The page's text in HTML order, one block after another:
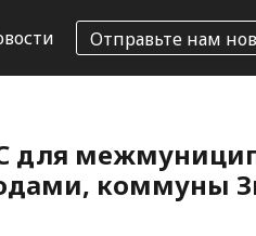
Отправьте нам
для
коммуны